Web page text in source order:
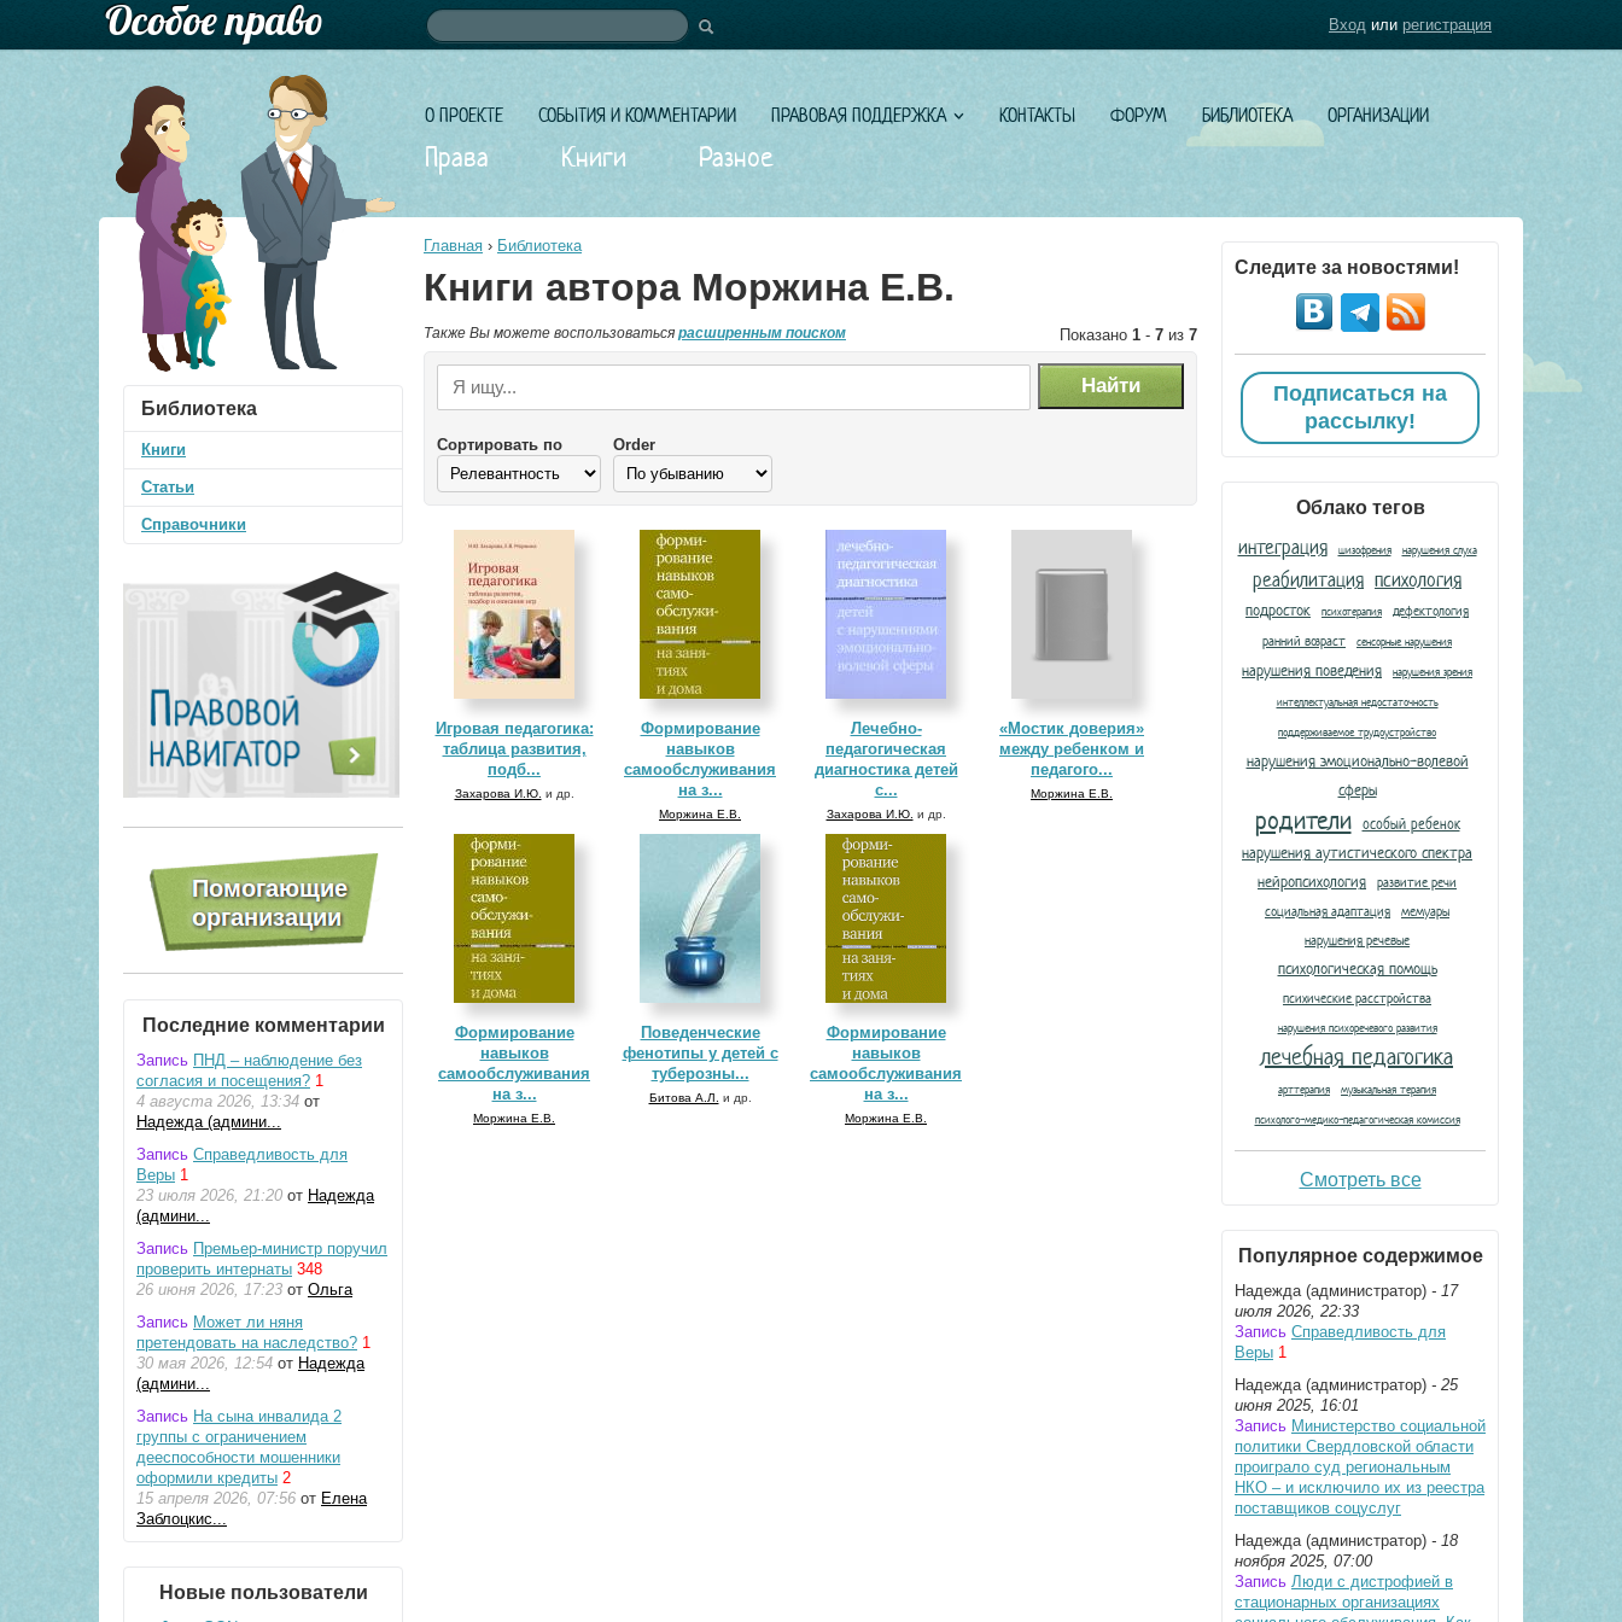
О ПРОЕКТЕ СОБЫТИЯ И КОММЕНТАРИИ ПРАВОВАЯ ПОДДЕРЖКА КОНТАКТЫ ФОРУМ БИБЛИОТЕКА ОРГАНИЗАЦИИ
Права Книги Разное
Форма поиска
Поиск Вход или регистрация
Главная › Библиотека
Книги автора Моржина Е.В.
Показано 1 - 7 из 7
Также Вы можете воспользоваться расширенным поиском
Сортировать по Order
Игровая педагогика:
таблица развития,
подб...
Захарова И.Ю. и др.
Формирование
навыков
самообслуживания
на з...
Моржина Е.В.
Лечебно-
педагогическая
диагностика детей
с...
Захарова И.Ю. и др.
«Мостик доверия»
между ребенком и
педагого...
Моржина Е.В.
Формирование
навыков
самообслуживания
на з...
Моржина Е.В.
Поведенческие
фенотипы у детей с
туберозны...
Битова А.Л. и др.
Формирование
навыков
самообслуживания
на з...
Моржина Е.В.
Библиотека
Книги
Статьи
Справочники
Последние комментарии
Запись ПНД – наблюдение без
согласия и посещения? 1
4 августа 2026, 13:34 от
Надежда (админи...
Запись Справедливость для
Веры 1
23 июля 2026, 21:20 от Надежда
(админи...
Запись Премьер-министр поручил
проверить интернаты 348
26 июня 2026, 17:23 от Ольга
Запись Может ли няня
претендовать на наследство? 1
30 мая 2026, 12:54 от Надежда
(админи...
Запись На сына инвалида 2
группы с ограничением
дееспособности мошенники
оформили кредиты 2
15 апреля 2026, 07:56 от Елена
Заблоцкис...
Новые пользователи
Следите за новостями!
Подписаться на
рассылку!
Облако тегов
интеграция шизофрения нарушения слуха
реабилитация психология
подросток психотерапия
дефектология
ранний возраст
сенсорные нарушения
нарушения поведения
нарушения зрения
интеллектуальная недостаточность
поддерживаемое трудоустройство
нарушения эмоционально-волевой
сферы
родители особый ребенок
нарушения аутистического спектра
нейропсихология развитие речи
социальная адаптация мемуары
нарушения речевые
психологическая помощь
психические расстройства
нарушения психоречевого развития
лечебная педагогика
арттерапия
музыкальная терапия
психолого-медико-педагогическая комиссия
Смотреть все
Популярное содержимое
Надежда (администратор) - 17
июля 2026, 22:33
Запись Справедливость для
Веры 1
Надежда (администратор) - 25
июня 2025, 16:01
Запись Министерство социальной
политики Свердловской области
проиграло суд региональным
НКО – и исключило их из реестра
поставщиков соцуслуг
Надежда (администратор) - 18
ноября 2025, 07:00
Запись Люди с дистрофией в
стационарных организациях